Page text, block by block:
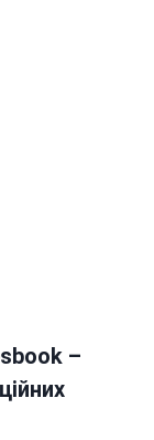
–